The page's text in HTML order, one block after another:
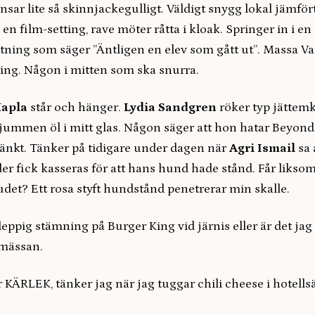
lite så skinnjackegulligt. Väldigt snygg lokal
en film-setting, rave möter råtta i kloak. Springer in i
som säger ”Äntligen en elev som gått ut”. Massa
Någon i mitten som ska snurra.
står och hänger. Lydia Sandgren röker typ
öl i mitt glas. Någon säger att hon hatar Beyond
Tänker på tidigare under dagen närAgri Ismail sa
fick kasseras för att hans hund hade stånd. Får
Ett rosa styft hundstånd penetrerar min skalle.
stämning på Burger King vid järnis eller är det jag
KÄRLEK, tänker jag när jag tuggar chili cheese i